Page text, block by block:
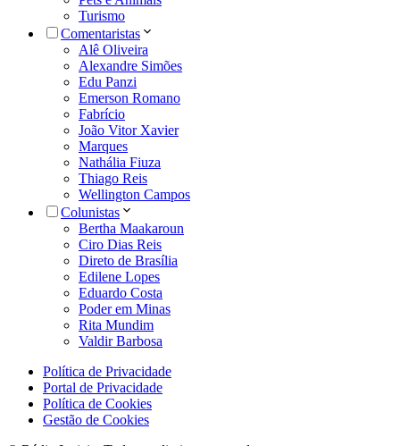
Turismo
Comentaristas
Alê Oliveira
Alexandre Simões
Edu Panzi
Emerson Romano
Fabrício
João Vitor Xavier
Marques
Nathália Fiuza
Thiago Reis
Wellington Campos
Colunistas
Bertha Maakaroun
Ciro Dias Reis
Direto de Brasília
Edilene Lopes
Eduardo Costa
Poder em Minas
Rita Mundim
Valdir Barbosa
Política de Privacidade
Portal de Privacidade
Política de Cookies
Gestão de Cookies